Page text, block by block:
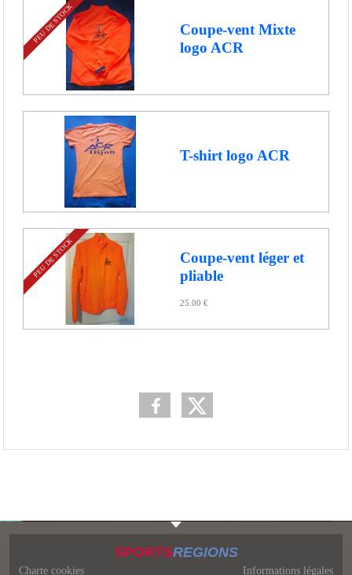
Coupe-vent Mixte
logo ACR
PEU DE STOCK
T-shirt logo ACR
Coupe-vent léger et
pliable
25.00 €
PEU DE STOCK
SPORTSREGIONS
Charte cookies Informations légales